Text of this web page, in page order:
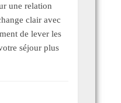
une relation
clair avec
de lever les
séjour plus